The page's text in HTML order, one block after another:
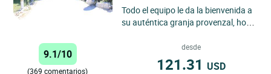
Todo el equipo le da la bienvenida a
su auténtica granja provenzal, hoy
9.1/10
(369 comentarios)
desde
121.31 USD